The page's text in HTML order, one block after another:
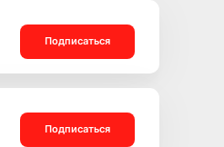
Подписаться
Подписаться